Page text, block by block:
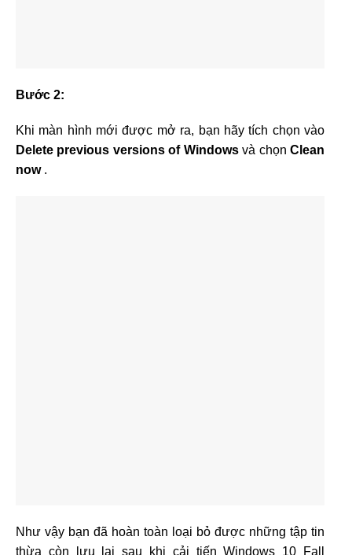
Bước 2:
Khi màn hình mới được mở ra, bạn hãy tích chọn vào
Delete previous versions of Windowsvà chọnClean
now .
Như vậy bạn đã hoàn toàn loại bỏ được những tập tin
thừa còn lưu lại sau khi cải tiến Windows 10 Fall